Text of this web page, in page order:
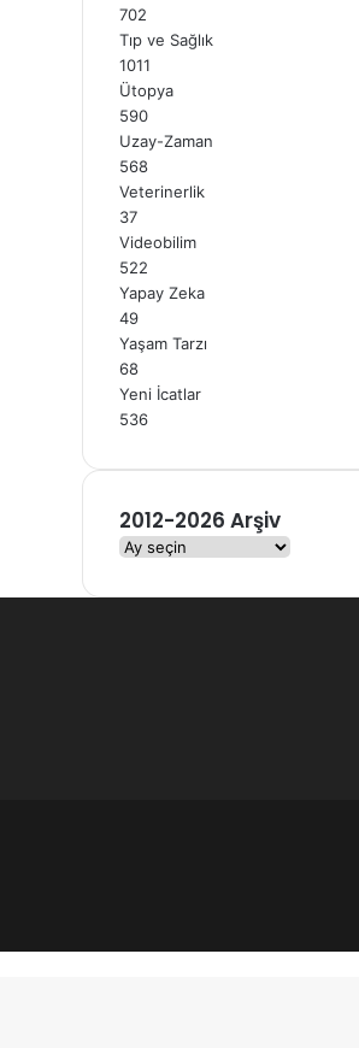
702
Tıp ve Sağlık
1011
Ütopya
590
Uzay-Zaman
568
Veterinerlik
37
Videobilim
522
Yapay Zeka
49
Yaşam Tarzı
68
Yeni İcatlar
536
2012-2026 Arşiv
2
1